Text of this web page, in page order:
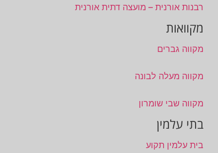
רבנות אורנית – מועצה דתית אורנית
מקוואות
מקווה גברים
מקווה מעלה לבונה
מקווה שבי שומרון
בתי עלמין
בית עלמין תקוע